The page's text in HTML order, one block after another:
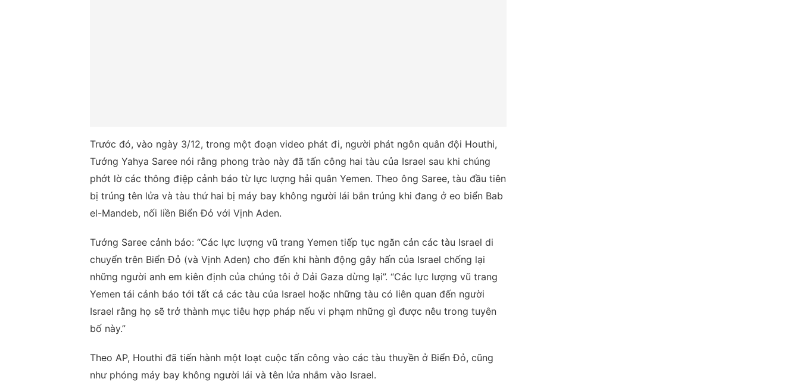
Trước đó, vào ngày 3/12, trong một đoạn video phát đi, người phát ngôn quân đội Houthi,
Tướng Yahya Saree nói rằng phong trào này đã tấn công hai tàu của Israel sau khi chúng
phớt lờ các thông điệp cảnh báo từ lực lượng hải quân Yemen. Theo ông Saree, tàu đầu tiên
bị trúng tên lửa và tàu thứ hai bị máy bay không người lái bắn trúng khi đang ở eo biển Bab
el-Mandeb, nối liền Biển Đỏ với Vịnh Aden.
Tướng Saree cảnh báo: “Các lực lượng vũ trang Yemen tiếp tục ngăn cản các tàu Israel di
chuyển trên Biển Đỏ (và Vịnh Aden) cho đến khi hành động gây hấn của Israel chống lại
những người anh em kiên định của chúng tôi ở Dải Gaza dừng lại”. “Các lực lượng vũ trang
Yemen tái cảnh báo tới tất cả các tàu của Israel hoặc những tàu có liên quan đến người
Israel rằng họ sẽ trở thành mục tiêu hợp pháp nếu vi phạm những gì được nêu trong tuyên
bố này.”
Theo AP, Houthi đã tiến hành một loạt cuộc tấn công vào các tàu thuyền ở Biển Đỏ, cũng
như phóng máy bay không người lái và tên lửa nhắm vào Israel.